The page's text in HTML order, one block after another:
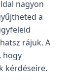
nagyon
a
rájuk. A
hogy
kérdéseire.